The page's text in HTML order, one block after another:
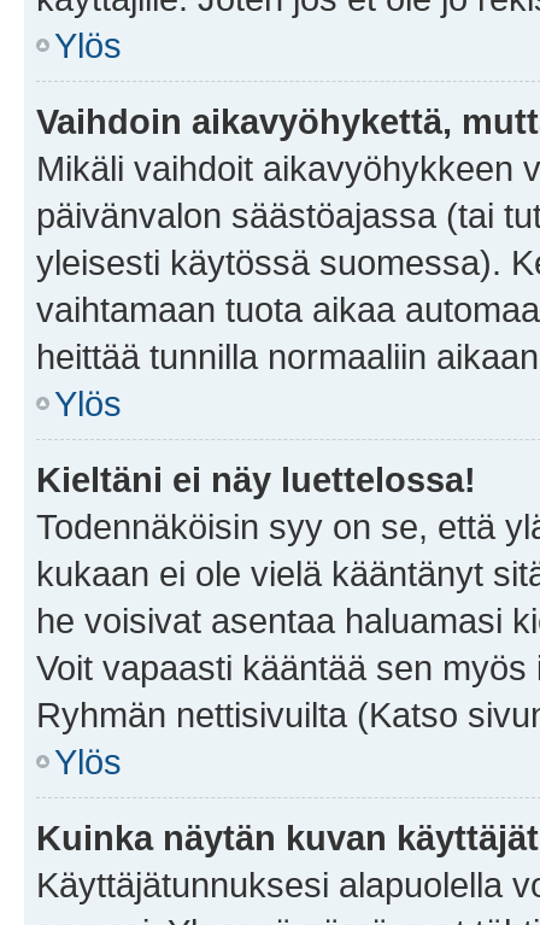
Ylös
Vaihdoin aikavyöhykettä,
Mikäli vaihdoit aikavyöhykkeen
päivänvalon säästöajassa (tai
yleisesti käytössä suomessa).
vaihtamaan tuota aikaa
heittää tunnilla normaaliin
Ylös
Kieltäni ei näy luettelossa!
Todennäköisin syy on se, että
kukaan ei ole vielä kääntänyt
he voisivat asentaa haluamasi
Voit vapaasti kääntää sen
Ryhmän nettisivuilta (Katso
Ylös
Kuinka näytän kuvan
Käyttäjätunnuksesi alapuolella